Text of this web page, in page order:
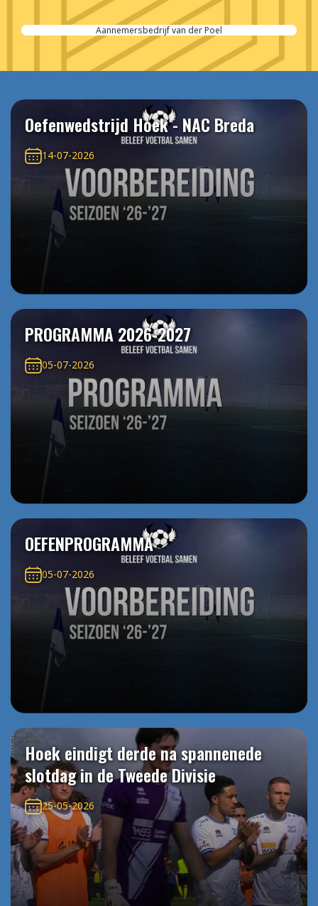
Aannemersbedrijf van der Poel
Oefenwedstrijd Hoek - NAC Breda
14-07-2026
PROGRAMMA 2026-2027
05-07-2026
OEFENPROGRAMMA
05-07-2026
Hoek eindigt derde na spannenede
slotdag in de Tweede Divisie
25-05-2026